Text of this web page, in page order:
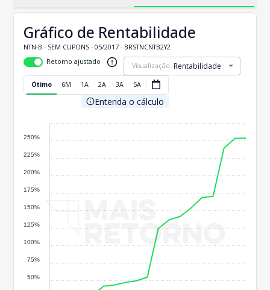
Gráfico de Rentabilidade
NTN-B - SEM CUPONS - 05/2017 - BRSTNCNTB2Y2
Retorno ajustado
Visualização: Rentabilidade
Ótimo 6M 1A 2A 3A 5A
Entenda o cálculo
50%
75%
100%
125%
150%
175%
200%
225%
250%